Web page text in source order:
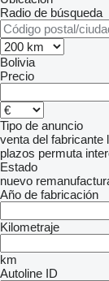
Radio de búsqueda
Bolivia
Precio
Tipo de anuncio
venta del fabricante
plazos permuta
Estado
nuevo
Año de fabricación
Kilometraje
km
Autoline ID